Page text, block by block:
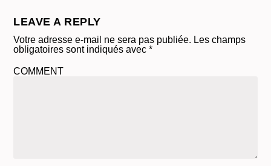
LEAVE A REPLY
Votre adresse e-mail ne sera pas publiée. Les champs
obligatoires sont indiqués avec*
COMMENT